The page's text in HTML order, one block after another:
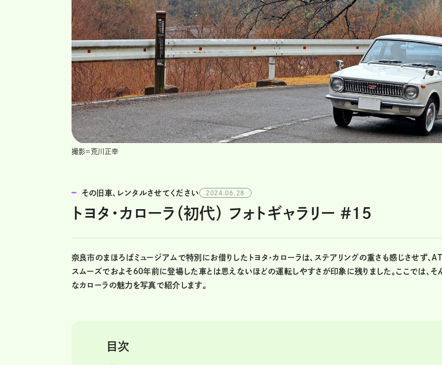
撮影＝荒川正幸
その旧車、レンタルさせてください 2024.06.28
トヨタ・カローラ（初代） フォトギャラリー #15
奈良市のまほろばミュージアムで特別にお借りしたトヨタ・カローラは、ステアリングの重さも感じさせず、
スムーズでおよそ60年前に登場した車とは思えないほどの運転しやすさが印象に残りました。ここでは、そ
なカローラの魅力を写真で紹介します。
目次